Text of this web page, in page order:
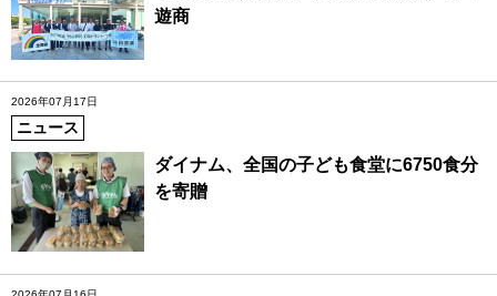
遊商
2026年07月17日
ニュース
ダイナム、全国の子ども食堂に6750食分
を寄贈